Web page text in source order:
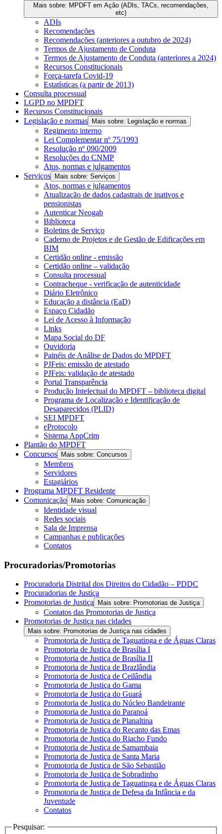
Mais sobre: MPDFT em Ação (ADIs, TACs, recomendações,
etc)
ADIs
Recomendações
Recomendações (anteriores a outubro de 2024)
Termos de Ajustamento de Conduta
Termos de Ajustamento de Conduta (anteriores a 2024)
Recursos Constitucionais
Força-tarefa Covid-19
Estatísticas (a partir de 2013)
Consulta processual
LGPD no MPDFT
Recursos Constitucionais
Legislação e normas
Mais sobre: Legislação e normas
Regimento interno
Lei Complementar nº 75/1993
Resolução nº 090/2009
Resoluções do CNMP
Atos, normas e julgamentos
Serviços
Mais sobre: Serviços
Atos, normas e julgamentos
Atualização de dados cadastrais de inativos e
pensionistas
Autenticar Neogab
Biblioteca
Boletins de Serviço
Caderno de Projetos e de Gestão de Edificações em
BIM
Certidão online - emissão
Certidão online – validação
Consulta processual
Contracheque - verificação de autenticidade
Diário Eletrônico
Educação a distância (EaD)
Espaço Cidadão
Lei de Acesso à Informação
Links
Mapa Social do DF
Ouvidoria
Painéis de Análise de Dados do MPDFT
PJFeis: emissão de atestado
PJFeis: validação de atestado
Portal Transparência
Produção Intelectual do MPDFT – biblioteca digital
Programa de Localização e Identificação de
Desaparecidos (PLID)
SEI MPDFT
eProtocolo
Sistema AppCrim
Plantão do MPDFT
Concursos
Mais sobre: Concursos
Membros
Servidores
Estagiários
Programa MPDFT Residente
Comunicação
Mais sobre: Comunicação
Identidade visual
Redes sociais
Sala de Imprensa
Campanhas e publicações
Contatos
Procuradorias/Promotorias
Procuradoria Distrital dos Direitos do Cidadão – PDDC
Procuradorias de Justiça
Promotorias de Justiça
Mais sobre: Promotorias de Justiça
Contatos das Promotorias de Justiça
Promotorias de Justiça nas cidades
Mais sobre: Promotorias de Justiça nas cidades
Promotoria de Justiça de Taguatinga e de Águas Claras
Promotoria de Justiça de Brasília I
Promotoria de Justiça de Brasília II
Promotoria de Justiça de Brazlândia
Promotoria de Justiça de Ceilândia
Promotoria de Justiça do Gama
Promotoria de Justiça do Guará
Promotoria de Justiça do Núcleo Bandeirante
Promotoria de Justiça do Paranoá
Promotoria de Justiça de Planaltina
Promotoria de Justiça do Recanto das Emas
Promotoria de Justiça do Riacho Fundo
Promotoria de Justiça de Samambaia
Promotoria de Justiça de Santa Maria
Promotoria de Justiça de São Sebastião
Promotoria de Justiça de Sobradinho
Promotoria de Justiça de Taguatinga e de Águas Claras
Promotoria de Justiça de Defesa da Infância e da
Juventude
Contatos
Pesquisar: